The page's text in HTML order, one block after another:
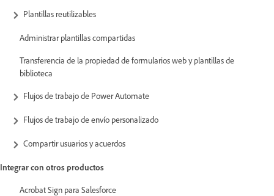
Plantillas reutilizables
Administrar plantillas compartidas
Transferencia de la propiedad de formularios web y plantillas de
biblioteca
Flujos de trabajo de Power Automate
Flujos de trabajo de envío personalizado
Compartir usuarios y acuerdos
Integrar con otros productos
Acrobat Sign para Salesforce